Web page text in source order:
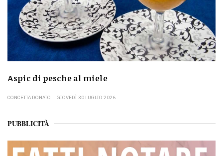
Aspic di pesche al miele
CONCETTA DONATO GIOVEDÌ 30 LUGLIO 2026
PUBBLICITÀ